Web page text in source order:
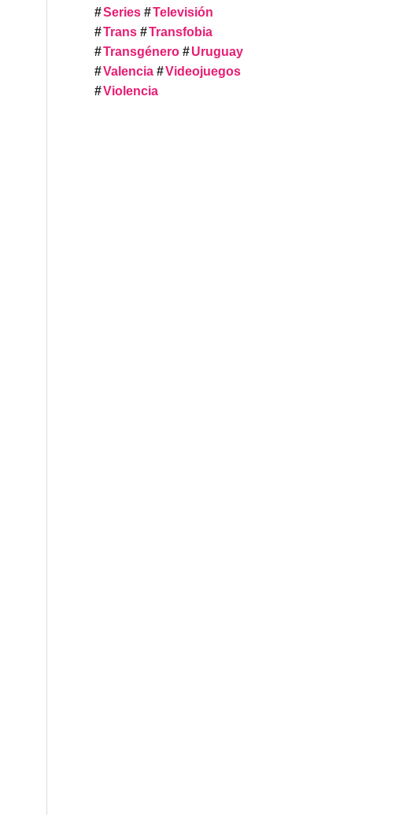
Series
Televisión
Trans
Transfobia
Transgénero
Uruguay
Valencia
Videojuegos
Violencia